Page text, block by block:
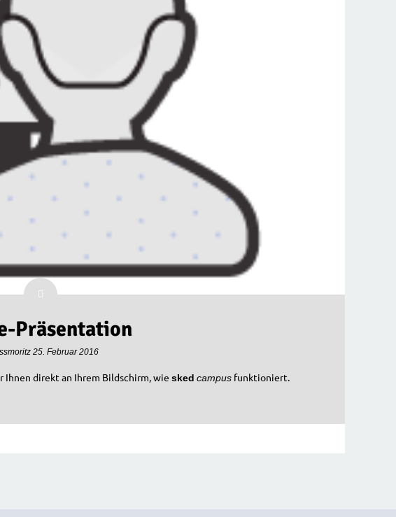
Präsentation
25. Februar 2016
direkt an Ihrem Bildschirm, wie sked campusfunktioniert.